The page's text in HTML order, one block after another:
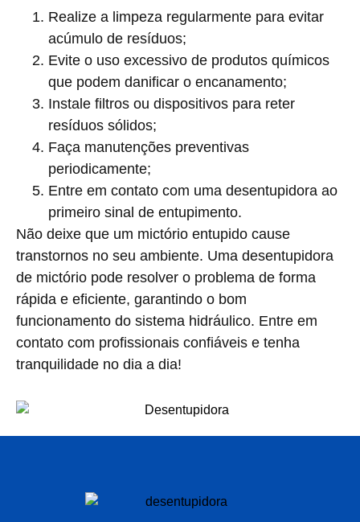
Realize a limpeza regularmente para evitar
acúmulo de resíduos;
Evite o uso excessivo de produtos químicos
que podem danificar o encanamento;
Instale filtros ou dispositivos para reter
resíduos sólidos;
Faça manutenções preventivas
periodicamente;
Entre em contato com uma desentupidora ao
primeiro sinal de entupimento.
Não deixe que um mictório entupido cause
transtornos no seu ambiente. Uma desentupidora
de mictório pode resolver o problema de forma
rápida e eficiente, garantindo o bom
funcionamento do sistema hidráulico. Entre em
contato com profissionais confiáveis e tenha
tranquilidade no dia a dia!